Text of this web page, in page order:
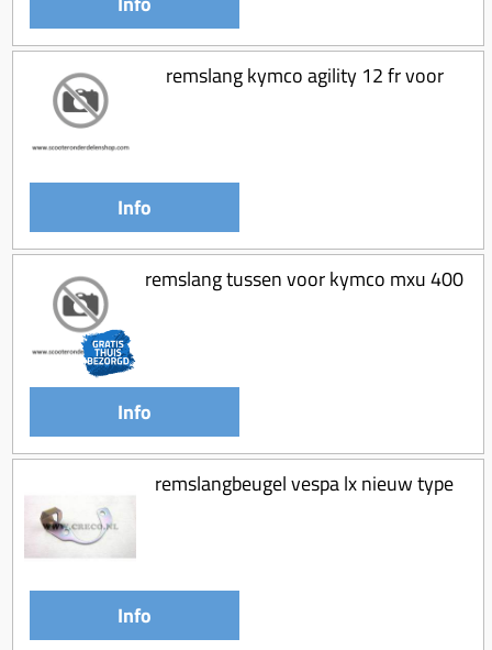
Koppeling compleet
Koppeling trekveer
Ketting / tandwiel
Koeling (delen)
remslang kymco agility 12 fr voor
Info
remslang tussen voor kymco mxu 400
Info
remslangbeugel vespa lx nieuw type
Info